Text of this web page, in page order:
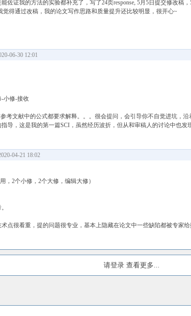
佐证我的方法的实验都补充了，写了24页response, 5月5日提交修改稿，
得通过改稿，我的论文写作思路和质量提升还比较明显，很开心~
06-30 12:01
小修-接收
考文献中的公式都要求解释。。。很会提问，会引导你不自觉进坑，
导，这是我的第一篇SCI，虽然经历波折，但从和审稿人的讨论中也发
04-21 18:02
，2个小修，2个大修，编辑大修）
点很看重，提的问题很专业，基本上隐藏在论文中一些缺陷都被专家给
请登录 查看更多...